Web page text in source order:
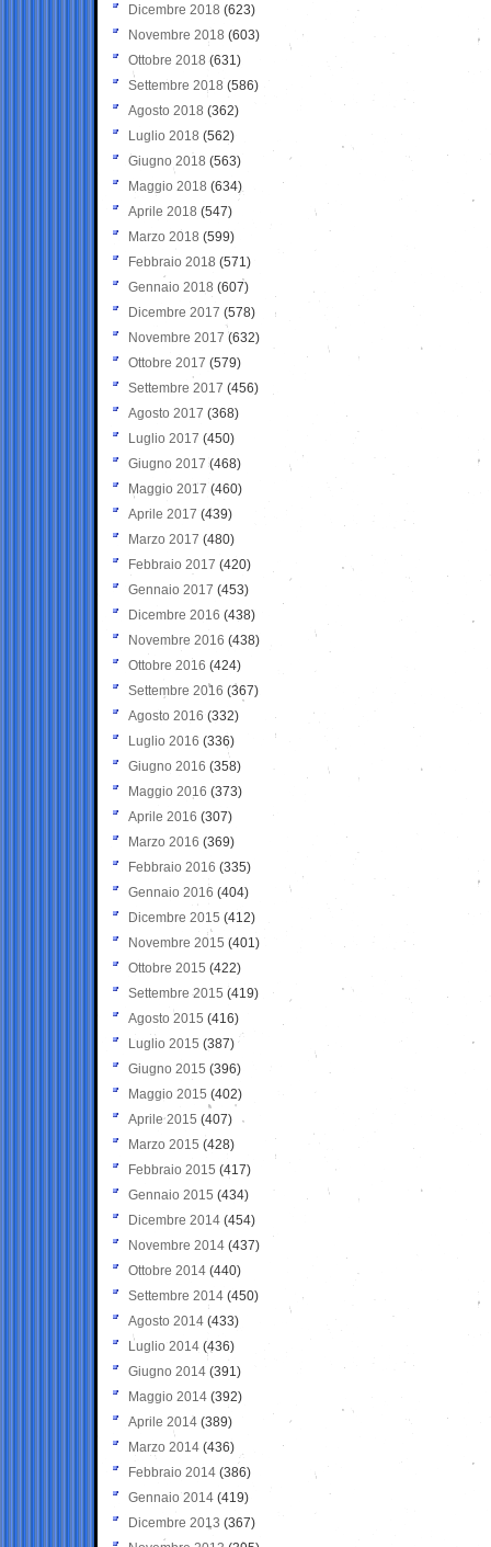
Dicembre 2018 (623)
Novembre 2018 (603)
Ottobre 2018 (631)
Settembre 2018 (586)
Agosto 2018 (362)
Luglio 2018 (562)
Giugno 2018 (563)
Maggio 2018 (634)
Aprile 2018 (547)
Marzo 2018 (599)
Febbraio 2018 (571)
Gennaio 2018 (607)
Dicembre 2017 (578)
Novembre 2017 (632)
Ottobre 2017 (579)
Settembre 2017 (456)
Agosto 2017 (368)
Luglio 2017 (450)
Giugno 2017 (468)
Maggio 2017 (460)
Aprile 2017 (439)
Marzo 2017 (480)
Febbraio 2017 (420)
Gennaio 2017 (453)
Dicembre 2016 (438)
Novembre 2016 (438)
Ottobre 2016 (424)
Settembre 2016 (367)
Agosto 2016 (332)
Luglio 2016 (336)
Giugno 2016 (358)
Maggio 2016 (373)
Aprile 2016 (307)
Marzo 2016 (369)
Febbraio 2016 (335)
Gennaio 2016 (404)
Dicembre 2015 (412)
Novembre 2015 (401)
Ottobre 2015 (422)
Settembre 2015 (419)
Agosto 2015 (416)
Luglio 2015 (387)
Giugno 2015 (396)
Maggio 2015 (402)
Aprile 2015 (407)
Marzo 2015 (428)
Febbraio 2015 (417)
Gennaio 2015 (434)
Dicembre 2014 (454)
Novembre 2014 (437)
Ottobre 2014 (440)
Settembre 2014 (450)
Agosto 2014 (433)
Luglio 2014 (436)
Giugno 2014 (391)
Maggio 2014 (392)
Aprile 2014 (389)
Marzo 2014 (436)
Febbraio 2014 (386)
Gennaio 2014 (419)
Dicembre 2013 (367)